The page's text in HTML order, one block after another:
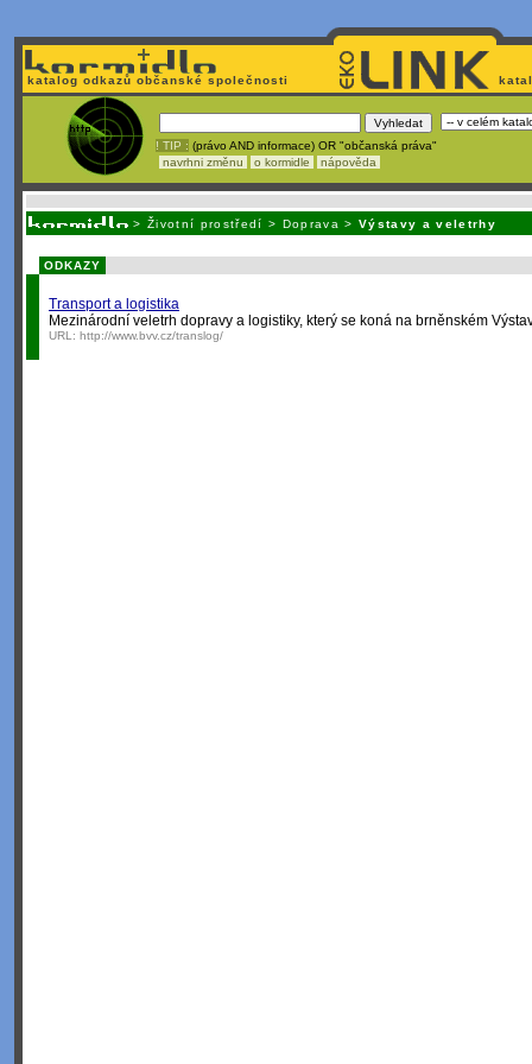
katalog odkazů občanské společnosti
! TIP : (právo AND informace) OR "občanská práva"
navrhni změnu
o kormidle nápověda
> Životní prostředí > Doprava >Výstavy a veletrhy
ODKAZY
Transport a logistika
Mezinárodní veletrh dopravy a logistiky, který se koná na brněnském
URL: http://www.bvv.cz/translog/